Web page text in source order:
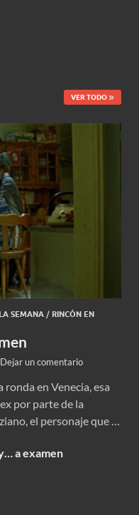
VER TODO
SEMANA / RINCÓN EN
Dejar un comentario
ronda en Venecia, esa
por parte de la
el personaje que …
a examen